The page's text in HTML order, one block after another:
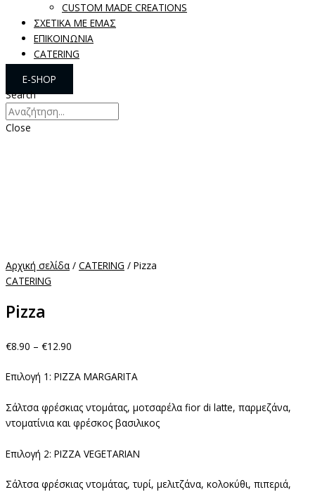
CUSTOM MADE CREATIONS
ΣΧΕΤΙΚΑ ΜΕ ΕΜΑΣ
ΕΠΙΚΟΙΝΩΝΙΑ
CATERING
E-SHOP
Search
Close
Αρχική σελίδα / CATERING / Pizza
CATERING
Pizza
€8.90 – €12.90
Επιλογή 1: PIZZA MARGARITA
Σάλτσα φρέσκιας ντομάτας, μοτσαρέλα fior di latte, παρμεζάνα,
ντοματίνια και φρέσκος βασιλικος
Επιλογή 2: PIZZA VEGETARIAN
Σάλτσα φρέσκιας ντομάτας, τυρί, μελιτζάνα, κολοκύθι, πιπεριά,